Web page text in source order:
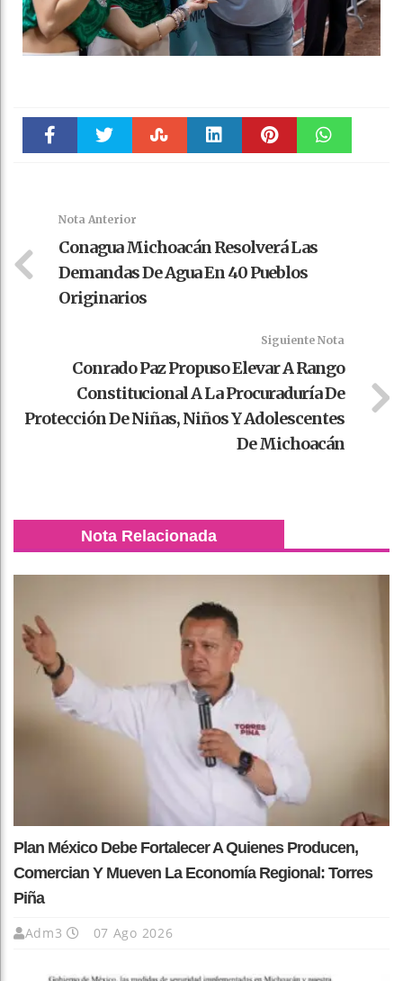
Nota Anterior
Conagua Michoacán Resolverá Las
Demandas De Agua En 40 Pueblos
Originarios
Siguiente Nota
Conrado Paz Propuso Elevar A Rango
Constitucional A La Procuraduría De
Protección De Niñas, Niños Y Adolescentes
De Michoacán
Nota Relacionada
Plan México Debe Fortalecer A Quienes Producen,
Comercian Y Mueven La Economía Regional: Torres
Piña
Adm3 07 Ago 2026